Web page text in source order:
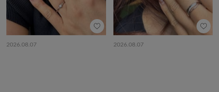
2026.08.07 2026.08.07